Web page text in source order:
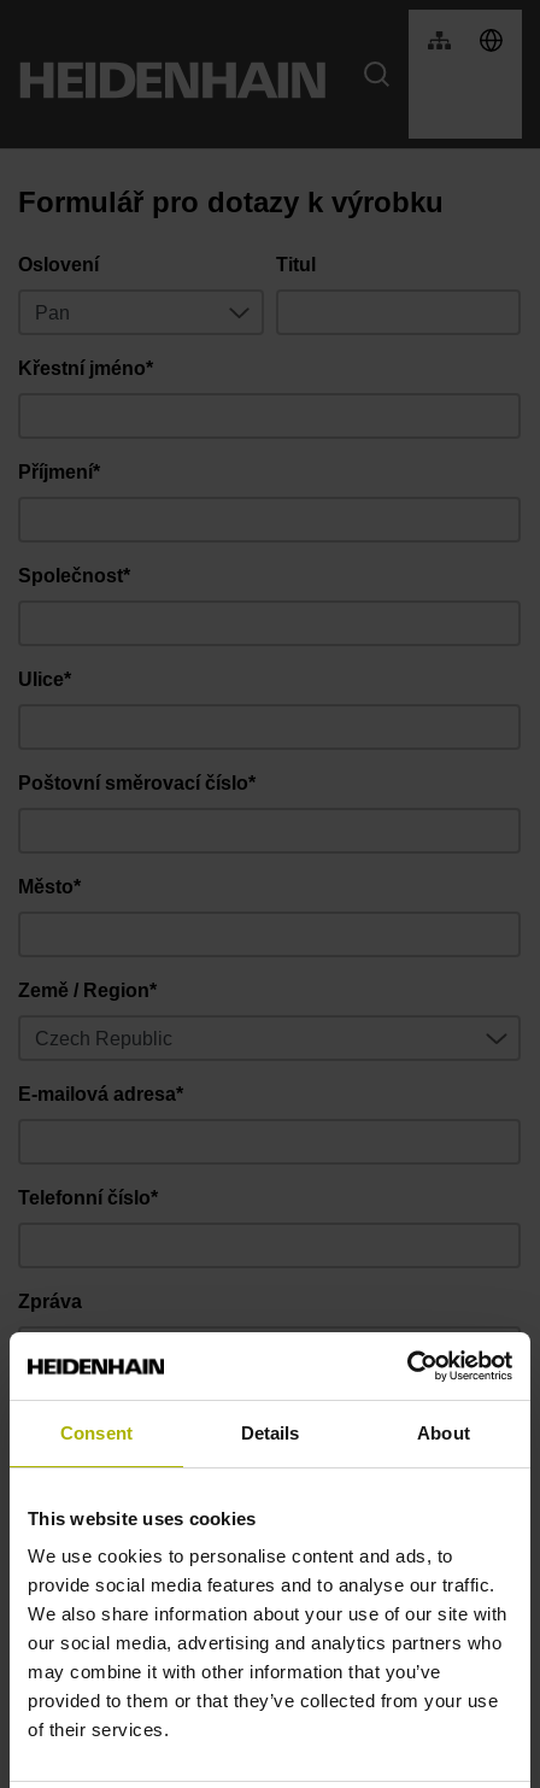
Consent Details About
This website uses cookies
We use cookies to personalise content and ads, to
provide social media features and to analyse our traffic.
We also share information about your use of our site with
our social media, advertising and analytics partners who
may combine it with other information that you’ve
provided to them or that they’ve collected from your use
of their services.
Formulář pro dotazy k výrobku
Oslovení Titul
Křestní jméno*
Příjmení*
Společnost*
Ulice*
Poštovní směrovací číslo*
Město*
Země / Region*
E-mailová adresa*
Telefonní číslo*
Zpráva
Produkt